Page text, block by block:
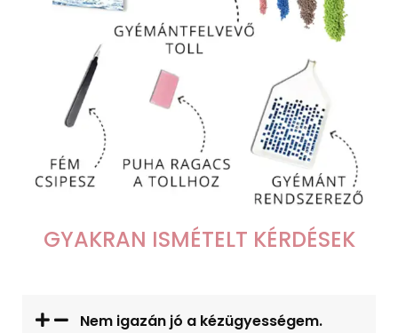
GYAKRAN ISMÉTELT KÉRDÉSEK
Nem igazán jó a kézügyességem.